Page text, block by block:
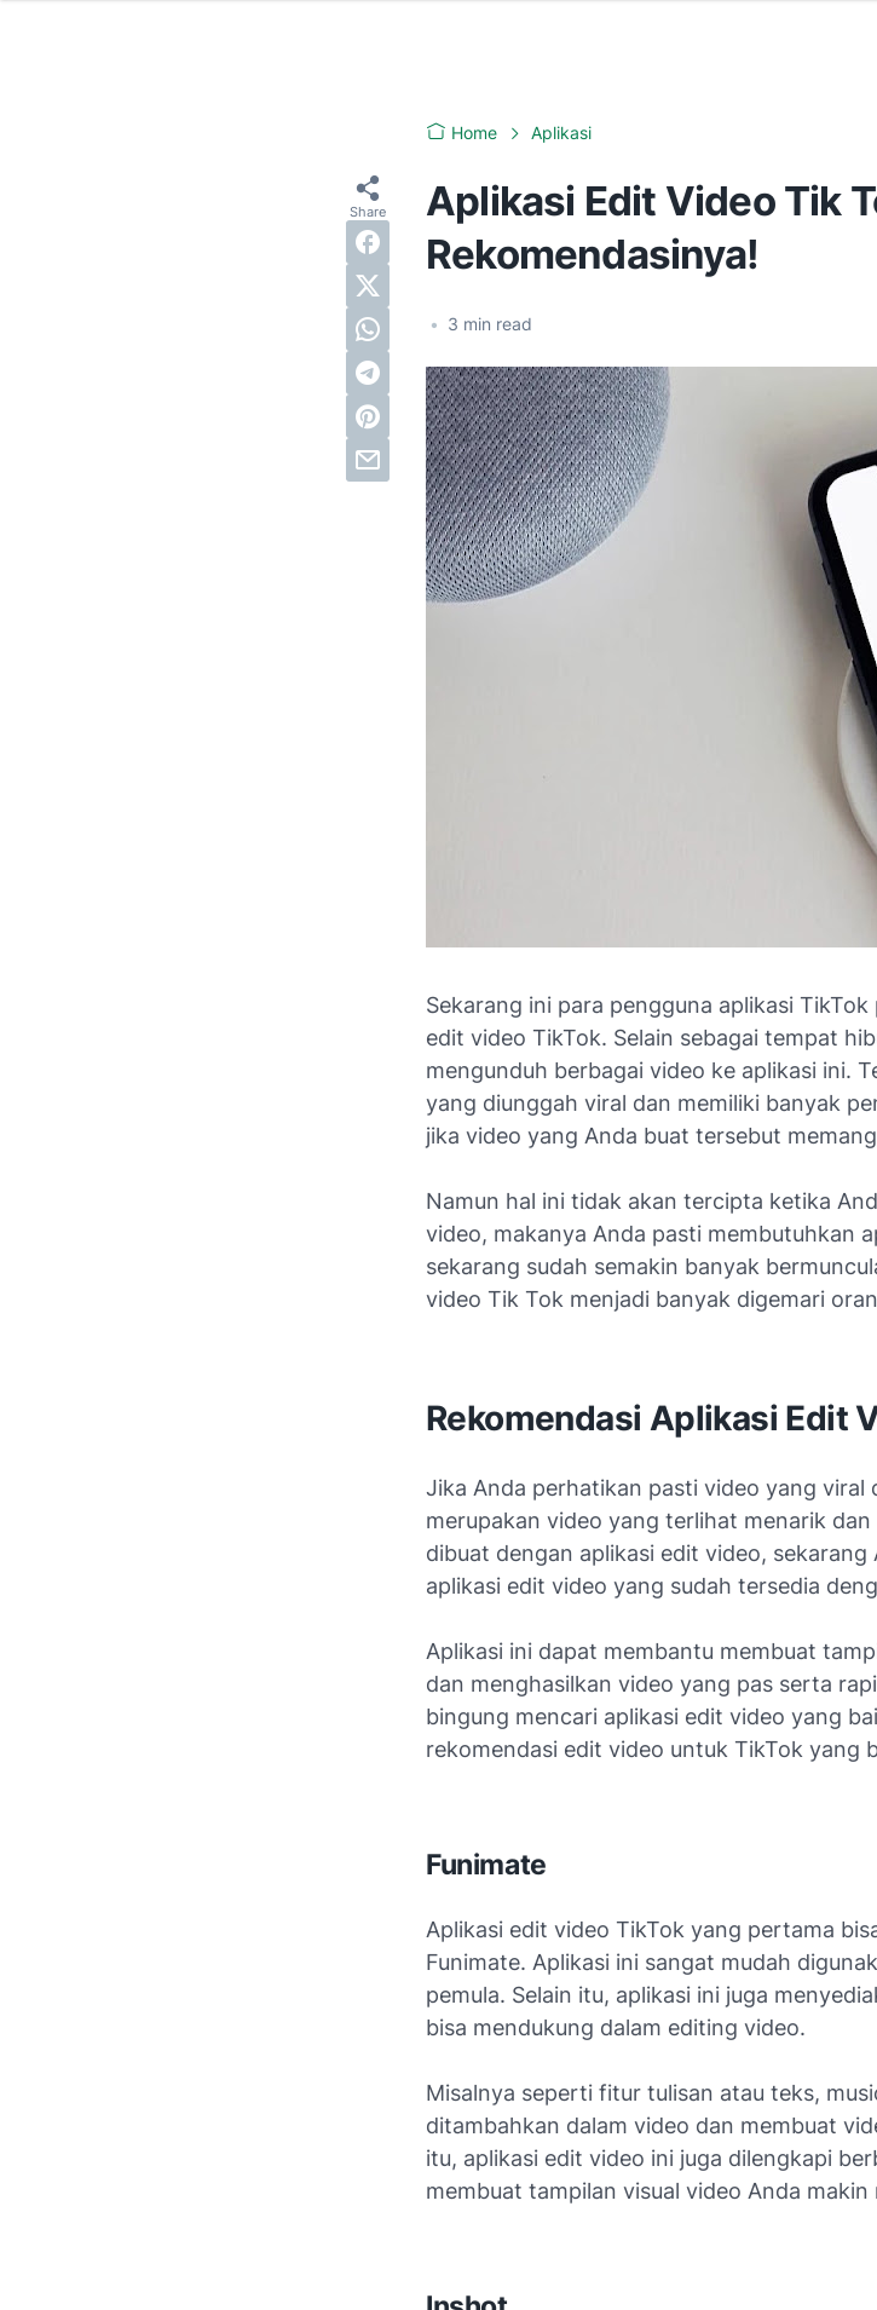
Home Aplikasi
Aplikasi Edit Video Tik
Rekomendasinya!
• 3 min read
Sekarang ini para pengguna aplikasi
edit video TikTok. Selain sebagai tempat
mengunduh berbagai video ke aplikasi ini.
yang diunggah viral dan memiliki banyak
jika video yang Anda buat tersebut
Namun hal ini tidak akan tercipta ketika
video, makanya Anda pasti membutuhkan
sekarang sudah semakin banyak
video Tik Tok menjadi banyak digemari
Rekomendasi Aplikasi Edit
Jika Anda perhatikan pasti video yang viral
merupakan video yang terlihat menarik
dibuat dengan aplikasi edit video, sekarang
aplikasi edit video yang sudah tersedia
Aplikasi ini dapat membantu membuat
dan menghasilkan video yang pas serta
bingung mencari aplikasi edit video yang
rekomendasi edit video untuk TikTok yang
Funimate
Aplikasi edit video TikTok yang pertama
Funimate. Aplikasi ini sangat mudah
pemula. Selain itu, aplikasi ini juga
bisa mendukung dalam editing video.
Misalnya seperti fitur tulisan atau teks,
ditambahkan dalam video dan membuat
itu, aplikasi edit video ini juga dilengkapi
membuat tampilan visual video Anda makin